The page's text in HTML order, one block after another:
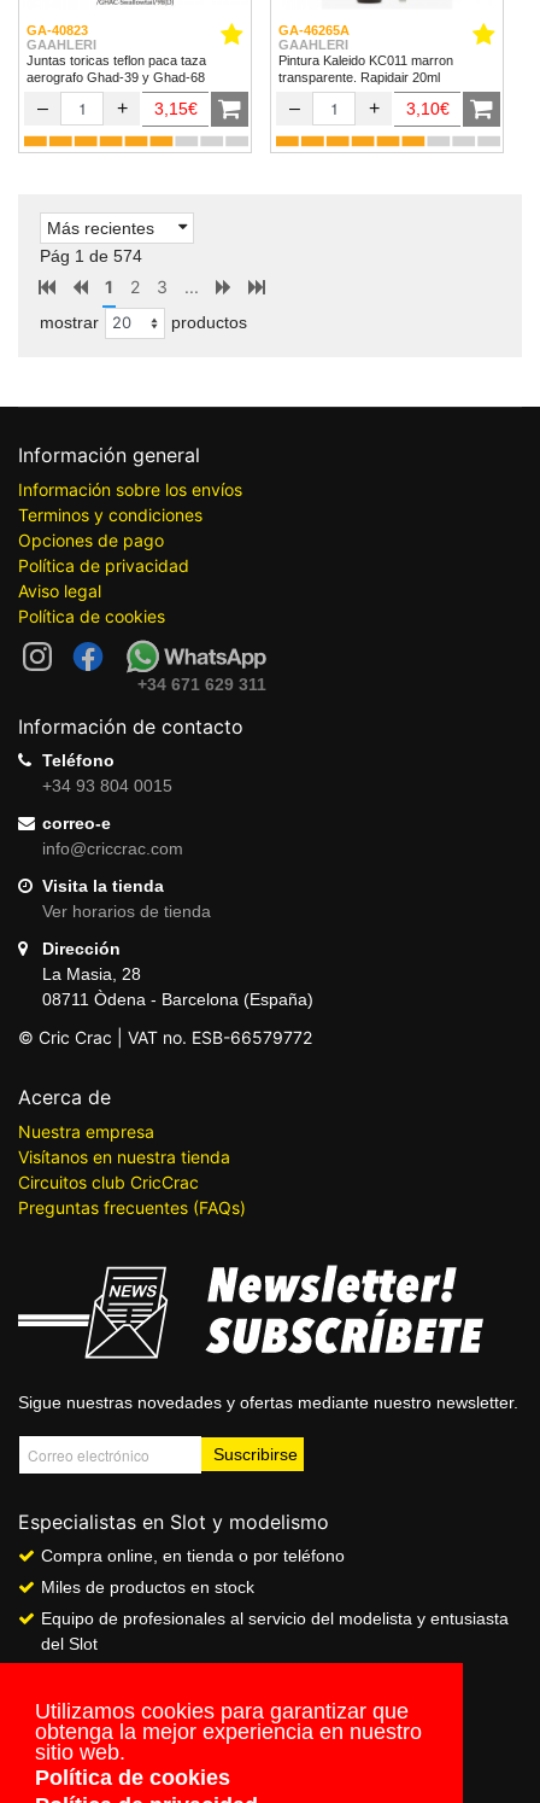
Utilizamos cookies para garantizar que
obtenga la mejor experiencia en nuestro
sitio web.
Política de cookies
GA-40823
GAAHLERI
Juntas toricas teflon paca taza
aerografo Ghad-39 y Ghad-68
– + 3,15€
GA-46265A
GAAHLERI
Pintura Kaleido KC011 marron
transparente. Rapidair 20ml
– + 3,10€
Más recientes
Pág 1 de 574
1 2 3 ...
mostrar productos
Información general
Información sobre los envíos
Terminos y condiciones
Opciones de pago
Política de privacidad
Aviso legal
Política de cookies
+34 671 629 311
Información de contacto
Teléfono
+34 93 804 0015
correo-e
info@criccrac.com
Visita la tienda
Ver horarios de tienda
Dirección
La Masia, 28
08711 Òdena - Barcelona (España)
© Cric Crac | VAT no. ESB-66579772
Acerca de
Nuestra empresa
Visítanos en nuestra tienda
Circuitos club CricCrac
Preguntas frecuentes (FAQs)
Sigue nuestras novedades y ofertas mediante nuestro newsletter.
Especialistas en Slot y modelismo
Compra online, en tienda o por teléfono
Miles de productos en stock
Equipo de profesionales al servicio del modelista y entusiasta
del Slot
Servicio de pago seguro online
Envios a todo el mundo